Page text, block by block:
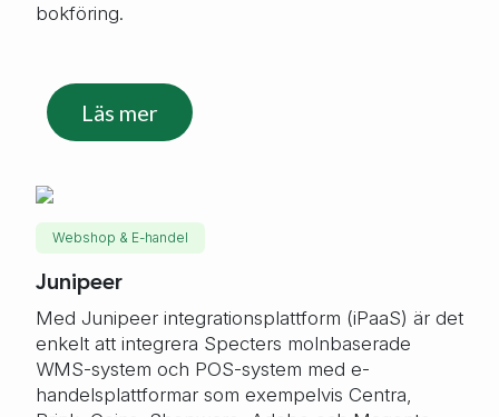
bokföring.
Läs mer
Webshop & E-handel
Junipeer
Med Junipeer integrationsplattform (iPaaS) är det
enkelt att integrera Specters molnbaserade
WMS-system och POS-system med e-
handelsplattformar som exempelvis Centra,